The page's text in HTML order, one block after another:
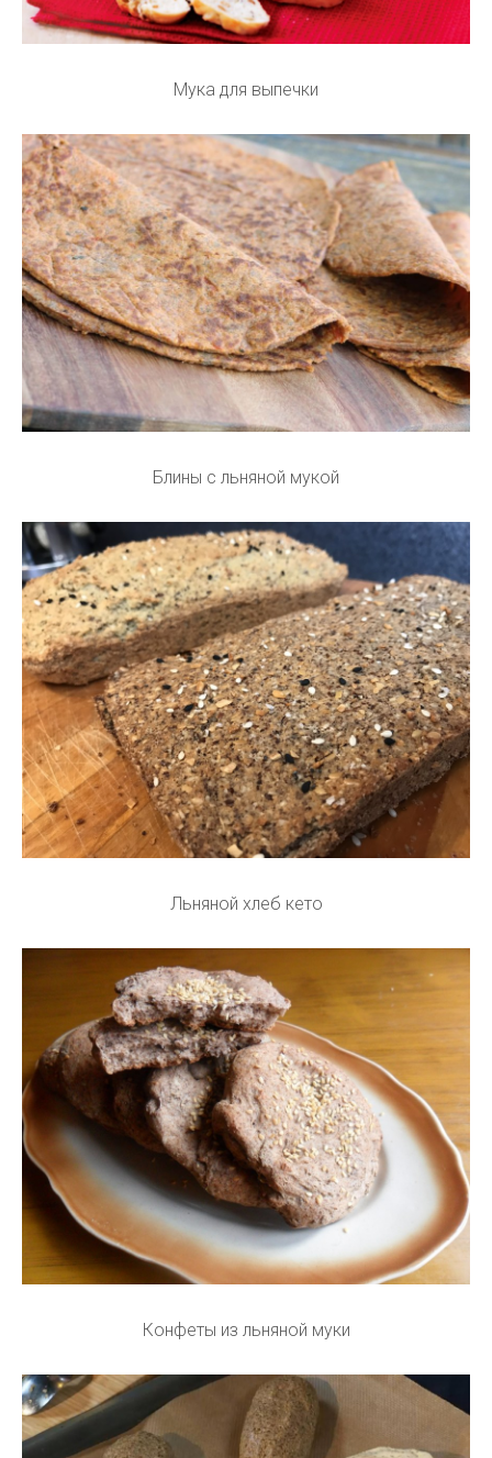
Мука для выпечки
Блины с льняной мукой
Льняной хлеб кето
Конфеты из льняной муки